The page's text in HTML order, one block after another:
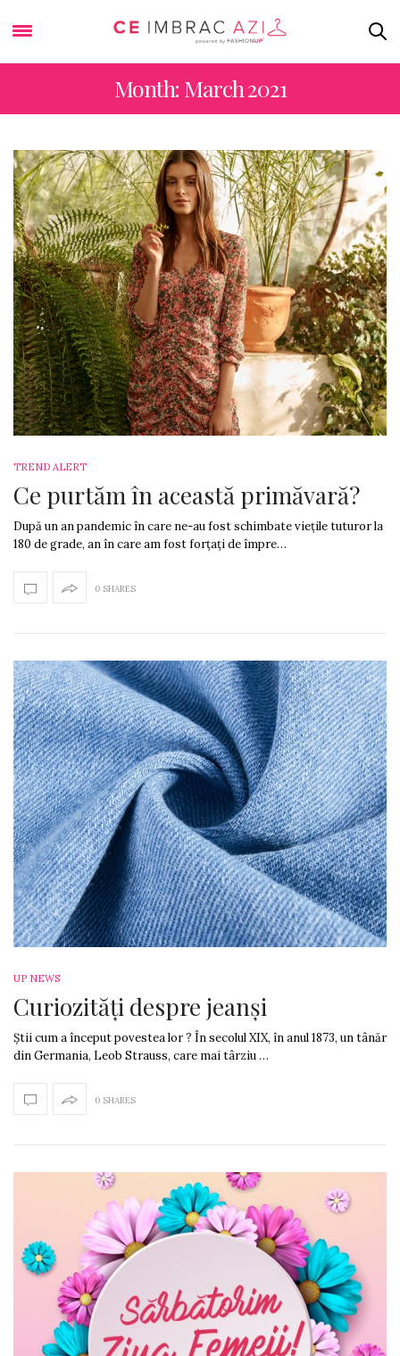
Month: March 2021
TREND ALERT
Ce purtăm în această primăvară?
După un an pandemic în care ne-au fost schimbate viețile tuturor la
180 de grade, an în care am fost forțați de împre…
0 SHARES
UP NEWS
Curiozități despre jeanși
Știi cum a început povestea lor ? În secolul XIX, în anul 1873, un tânăr
din Germania, Leob Strauss, care mai târziu …
0 SHARES